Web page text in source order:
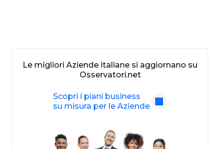
Le migliori Aziende italiane si aggiornano su
Osservatori.net
Scopri i piani business
su misura per le Aziende